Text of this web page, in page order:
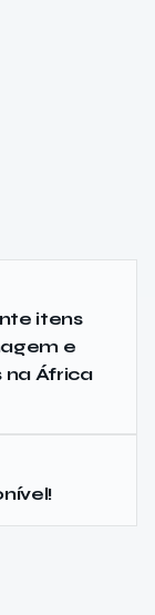
itens
e
na África